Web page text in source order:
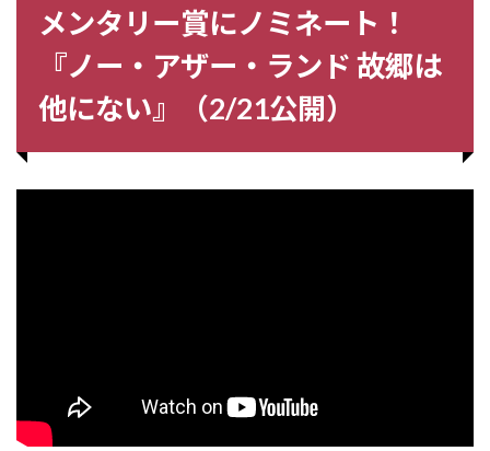
メンタリー賞にノミネート！
『ノー・アザー・ランド 故郷は
他にない』（2/21公開）